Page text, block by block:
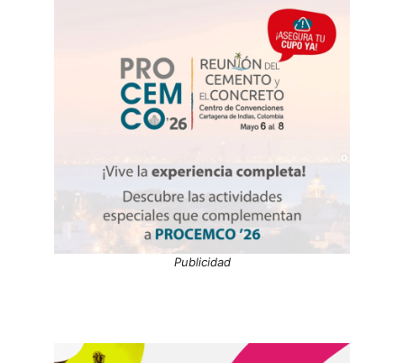
Publicidad